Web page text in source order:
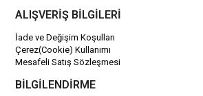
ALIŞVERİŞ BİLGİLERİ
İade ve Değişim Koşulları
Çerez(Cookie) Kullanımı
Mesafeli Satış Sözleşmesi
BİLGİLENDİRME